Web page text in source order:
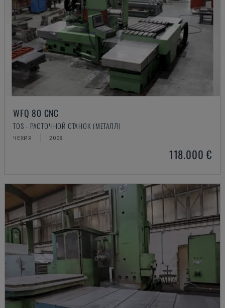
WFQ 80 CNC
TOS - РАСТОЧНОЙ СТАНОК (МЕТАЛЛ)
ЧЕХИЯ 2008
118.000 €